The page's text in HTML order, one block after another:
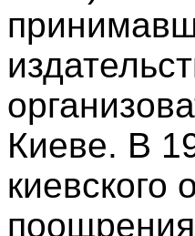
Киеве. В
киевского